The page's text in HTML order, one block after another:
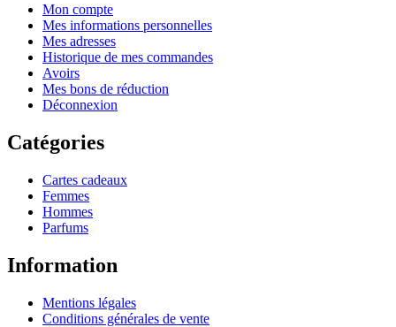
Mon compte
Mes informations personnelles
Mes adresses
Historique de mes commandes
Avoirs
Mes bons de réduction
Déconnexion
Catégories
Cartes cadeaux
Femmes
Hommes
Parfums
Information
Mentions légales
Conditions générales de vente